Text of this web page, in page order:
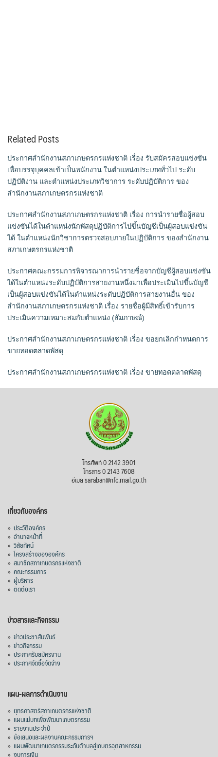
Related Posts
ประกาศสำนักงานสภาเกษตรกรแห่งชาติ เรื่อง รับสมัครสอบแข่งขัน
เพื่อบรรจุบุคคลเข้าเป็นพนักงาน ในตำแหน่งประเภททั่วไป ระดับ
ปฏิบัติงาน และตำแหน่งประเภทวิชาการ ระดับปฏิบัติการ ของ
สำนักงานสภาเกษตรกรแห่งชาติ
ประกาศสำนักงานสภาเกษตรกรแห่งชาติ เรื่อง การนำรายชื่อผู้สอบ
แข่งขันได้ในตำแหน่งนักพัสดุปฏิบัติการไปขึ้นบัญชีเป็นผู้สอบแข่งขัน
ได้ ในตำแหน่งนักวิชาการตรวจสอบภายในปฏิบัติการ ของสำนักงาน
สภาเกษตรกรแห่งชาติ
ประกาศคณะกรรมการพิจารณาการนำรายชื่อจากบัญชีผู้สอบแข่งขัน
ได้ในตำแหน่งระดับปฏิบัติการสายงานหนึ่งมาเพื่อประเมินไปขึ้นบัญชี
เป็นผู้สอบแข่งขันได้ในตำแหน่งระดับปฏิบัติการสายงานอื่น ของ
สำนักงานสภาเกษตรกรแห่งชาติ เรื่อง รายชื่อผู้มีสิทธิ์เข้ารับการ
ประเมินความเหมาะสมกับตำแหน่ง (สัมภาษณ์)
ประกาศสำนักงานสภาเกษตรกรแห่งชาติ เรื่อง ขอยกเลิกกำหนดการ
ขายทอดตลาดพัสดุ
ประกาศสำนักงานสภาเกษตรกรแห่งชาติ เรื่อง ขายทอดตลาดพัสดุ
โทรศัพท์ 0 2142 3901
โทรสาร 0 2143 7608
อีเมล saraban@nfc.mail.go.th
เกี่ยวกับองค์กร
» ประวัติองค์กร
» อำนาจหน้าที่
» วิสัยทัศน์
» โครงสร้างขององค์กร
» สมาชิกสภาเกษตรกรแห่งชาติ
» คณะกรรมการ
» ผู้บริหาร
» ติดต่อเรา
ข่าวสารและกิจกรรม
» ข่าวประชาสัมพันธ์
» ข่าวกิจกรรม
» ประกาศรับสมัครงาน
» ประกาศจัดซื้อจัดจ้าง
แผน-ผลการดำเนินงาน
» ยุทธศาสตร์สภาเกษตรกรแห่งชาติ
» แผนแม่บทเพื่อพัฒนาเกษตรกรรม
» รายงานประจำปี
» ข้อเสนอและผลงานคณะกรรมการฯ
» แผนพัฒนาเกษตรกรรมระดับตำบลสู่เกษตรอุตสาหกรรม
» งบการเงิน